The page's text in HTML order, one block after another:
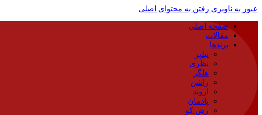
عبور به ناوبری رفتن به محتوای اصلی
صفحه اصلی
مقالات
برندها
نیلپر
نظری
هلگر
راشن
اروند
پادمان
رض کو